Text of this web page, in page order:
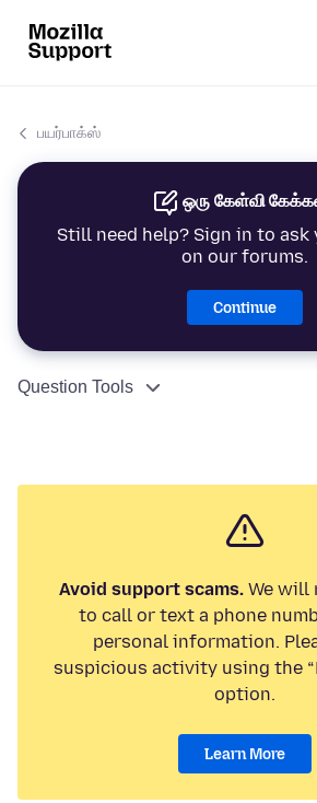
பயர்பாக்ஸ்
ஒரு கேள்வி
Still need help? Sign in to
on our forums.
Continue
Question Tools
Avoid support scams.We will
to call or text a phone
personal information.
suspicious activity using the
option.
Learn More